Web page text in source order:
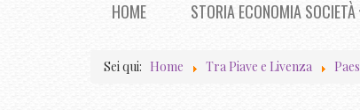
HOME STORIA ECONOMIA SOCIETÀ
Sei qui: Home Tra Piave e Livenza